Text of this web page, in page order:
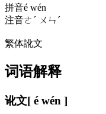
拼音é wén
注音ㄜˊ ㄨㄣˊ
繁体訛文
词语解释
讹文[ é wén ]